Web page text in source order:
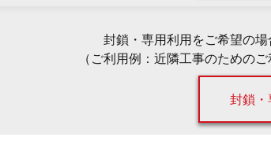
封鎖・専用利用をご希望の
（ご利用例：近隣工事のための
封鎖